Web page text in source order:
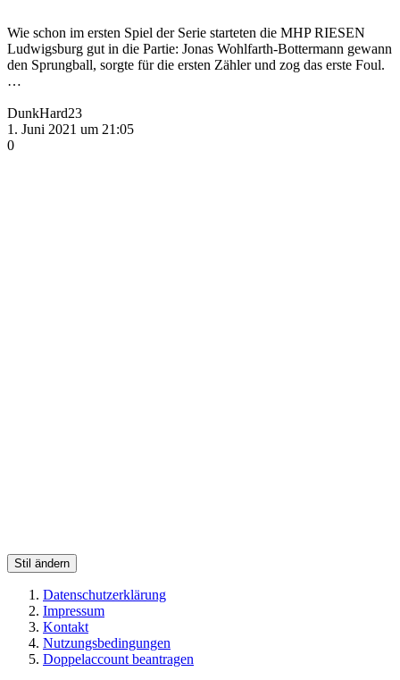
Wie schon im ersten Spiel der Serie starteten die MHP RIESEN
Ludwigsburg gut in die Partie: Jonas Wohlfarth-Bottermann gewann
den Sprungball, sorgte für die ersten Zähler und zog das erste Foul.
…
DunkHard23
1. Juni 2021 um 21:05
0
Stil ändern
Datenschutzerklärung
Impressum
Kontakt
Nutzungsbedingungen
Doppelaccount beantragen